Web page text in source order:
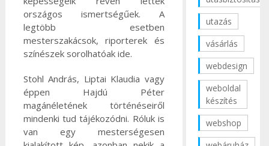
országos ismertségűek. A
legtöbb esetben
mesterszakácsok, riporterek és
színészek sorolhatóak ide.
Stohl András, Liptai Klaudia vagy
éppen Hajdú Péter
magánéletének történéseiről
mindenki tud tájékozódni. Róluk is
van egy mesterségesen
utazás
vásárlás
webdesign
weboldal
készítés
webshop